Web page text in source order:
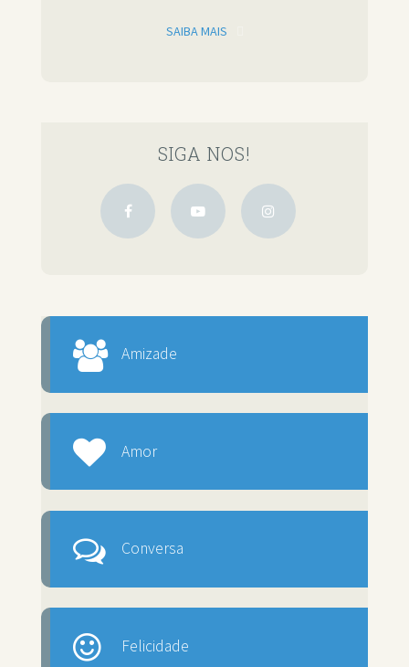
SAIBA MAIS
SIGA NOS!
Amizade
Amor
Conversa
Felicidade